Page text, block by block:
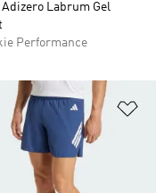
Adizero Labrum Gel
Performance
życzeń